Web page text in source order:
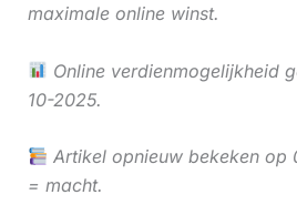
maximale online winst.
Online verdienmogelijkheid
10-2025.
Artikel opnieuw bekeken op
= macht.